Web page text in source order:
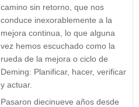
camino sin retorno, que nos
conduce inexorablemente a la
mejora continua, lo que alguna
vez hemos escuchado como la
rueda de la mejora o ciclo de
Deming: Planificar, hacer, verificar
y actuar.
Pasaron diecinueve años desde